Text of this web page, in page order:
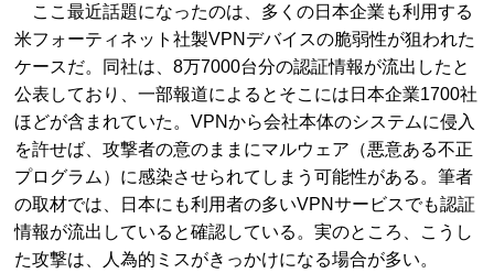
ここ最近話題になったのは、多くの日本企業も利用する
米フォーティネット社製VPNデバイスの脆弱性が狙われた
ケースだ。同社は、8万7000台分の認証情報が流出したと
公表しており、一部報道によるとそこには日本企業1700社
ほどが含まれていた。VPNから会社本体のシステムに侵入
を許せば、攻撃者の意のままにマルウェア（悪意ある不正
プログラム）に感染させられてしまう可能性がある。筆者
の取材では、日本にも利用者の多いVPNサービスでも認証
情報が流出していると確認している。実のところ、こうし
た攻撃は、人為的ミスがきっかけになる場合が多い。